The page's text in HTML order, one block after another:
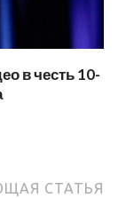
в честь 10-
СТАТЬЯ